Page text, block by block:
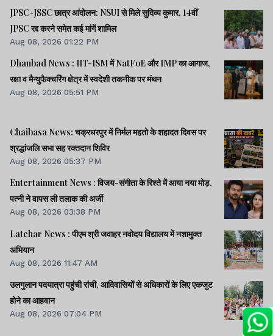
JPSC-JSSC छात्र आंदोलन: NSUI से मिले सुदिव्य कुमार, 14वीं
JPSC रद्द करने समेत कई मांगें शामिल
Aug 08, 2026 01:22 PM
Dhanbad News : IIT-ISM में NatFoE और IMP का आगाज,
रक्षा व मैन्युफैक्चरिंग क्षेत्र में स्वदेशी तकनीक पर मंथन
Aug 08, 2026 05:51 PM
Chaibasa News: चक्रधरपुर में निर्मल महतो के शहादत दिवस पर
श्रद्धांजलि सभा सह रक्तदान शिविर
Aug 08, 2026 05:37 PM
Entertainment News : विजय-संगीता के रिश्ते में आया नया मोड़,
पत्नी ने वापस ली तलाक की अर्जी
Aug 08, 2026 03:38 PM
Latehar News : पीएम श्री जवाहर नवोदय विद्यालय में नशामुक्‍त
अभियान
Aug 08, 2026 11:47 AM
उलगुलान पदयात्रा पहुंची रांची, आदिवासियों से अधिकारों के लिए एकजुट
होने का आहवान
Aug 08, 2026 07:04 PM